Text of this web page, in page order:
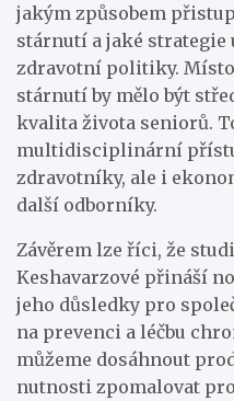
jakým způsobem
stárnutí a jaké strategie
zdravotní politiky.
stárnutí by mělo být
kvalita života seniorů.
multidisciplinární
zdravotníky, ale i
další odborníky.
Závěrem lze říci, že
Keshavarzové přináší
jeho důsledky pro
na prevenci a léčbu
můžeme dosáhnout
nutnosti zpomalovat